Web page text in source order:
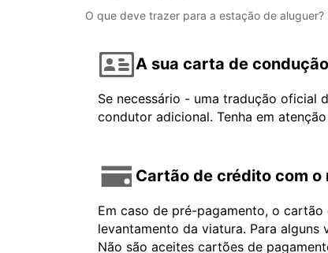
O que deve trazer para a estação de aluguer?
A sua carta de
Se necessário - uma tradução oficial
condutor adicional. Tenha em
Cartão de crédito com
Em caso de pré-pagamento, o
levantamento da viatura. Para
Não são aceites cartões de